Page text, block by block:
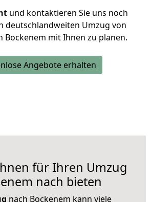
und kontaktieren Sie uns noch
deutschlandweiten Umzug von
Bockenem mit Ihnen zu planen.
Angebote erhalten
für Ihren Umzug
nach bieten
nach Bockenem kann viele